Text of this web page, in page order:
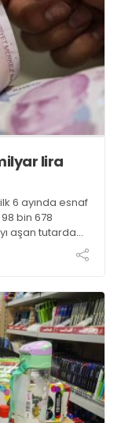
lira
6 ayında esnaf
bin 678
aşan tutarda